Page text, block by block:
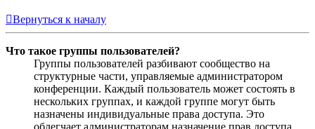
Вернуться к началу
Что такое группы пользователей?
Группы пользователей разбивают сообщество на
структурные части, управляемые администратором
конференции. Каждый пользователь может состоять в
нескольких группах, и каждой группе могут быть
назначены индивидуальные права доступа. Это
облегчает администраторам назначение прав доступа